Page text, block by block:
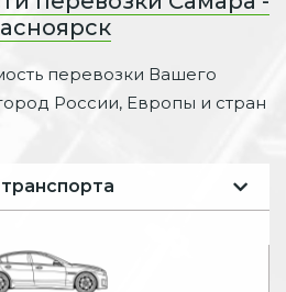
перевозки Вашего
России, Европы и стран